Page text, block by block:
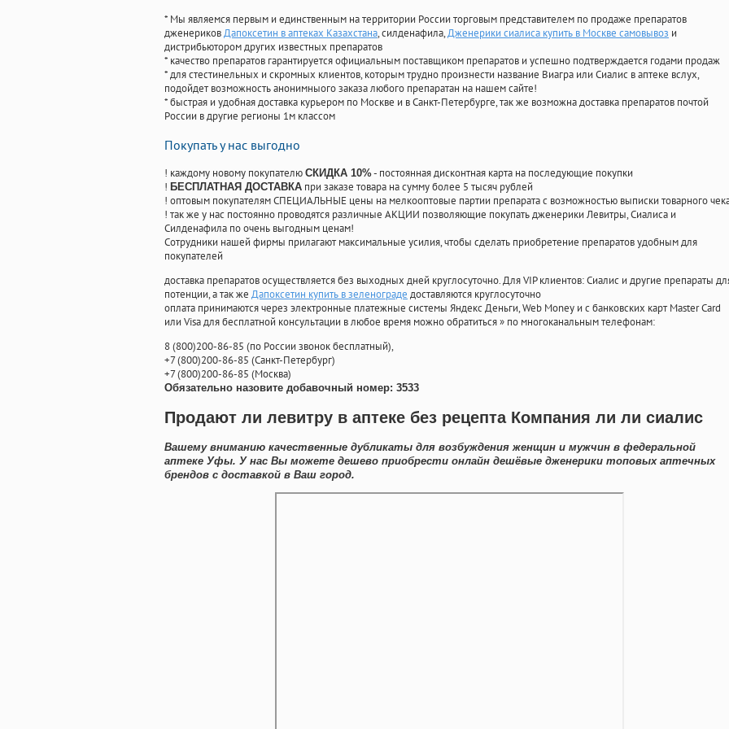
* Мы являемся первым и единственным на территории России торговым представителем по продаже препаратов
дженериковДапоксетин в аптеках Казахстана, силденафила,Дженерики сиалиса купить в Москве самовывоз и
дистрибьютором других известных препаратов
* качество препаратов гарантируется официальным поставщиком препаратов и успешно подтверждается годами продаж
* для стестинельных и скромных клиентов, которым трудно произнести название Виагра или Сиалис в аптеке вслух,
подойдет возможность анонимныого заказа любого препаратан на нашем сайте!
* быстрая и удобная доставка курьером по Москве и в Санкт-Петербурге, так же возможна доставка препаратов почтой
России в другие регионы 1м классом
Покупать у нас выгодно
! каждому новому покупателю СКИДКА 10%- постоянная дисконтная карта на последующие покупки
! БЕСПЛАТНАЯ ДОСТАВКА при заказе товара на сумму более 5 тысяч рублей
! оптовым покупателям СПЕЦИАЛЬНЫЕ цены на мелкооптовые партии препарата с возможностью выписки товарного
! так же у нас постоянно проводятся различные АКЦИИ позволяющие покупать дженерики Левитры, Сиалиса и
Силденафила по очень выгодным ценам!
Cотрудники нашей фирмы прилагают максимальные усилия, чтобы сделать приобретение препаратов удобным для
покупателей
доставка препаратов осуществляется без выходных дней круглосуточно. Для VIP клиентов: Сиалис и другие препараты
потенции, а так же Дапоксетин купить в зеленограде доставляются круглосуточно
оплата принимаются через электронные платежные системы Яндекс Деньги, Web Money и с банковских карт Master Card
или Visa для бесплатной консультации в любое время можно обратиться» по многоканальным телефонам:
8(800)200-86-85 (по России звонок бесплатный),
+7(800)200-86-85 (Санкт-Петербург)
+7(800)200-86-85 (Москва)
Обязательно назовите добавочный номер: 3533
Продают ли левитру в аптеке без рецепта Компания ли ли сиалис
Вашему вниманию качественные дубликаты для возбуждения женщин и мужчин в федеральной
аптеке Уфы. У нас Вы можете дешево приобрести онлайн дешёвые дженерики топовых аптечных
брендов с доставкой в Ваш город.